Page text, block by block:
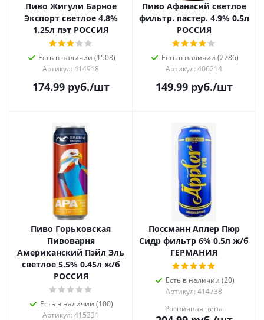
Пиво Жигули Барное
Экспорт светлое 4.8%
1.25л пэт РОССИЯ
Есть в наличии (1508)
Артикул: 414918
174.99руб./шт
Пиво Афанасий светлое
фильтр. пастер. 4.9% 0.5л
РОССИЯ
Есть в наличии (2786)
Артикул: 406214
149.99руб./шт
Пиво Горьковская
Пивоварня
Американский Пэйл Эль
светлое 5.5% 0.45л ж/б
РОССИЯ
Есть в наличии (100)
Артикул: 415331
Поссманн Аплер Пюр
Сидр фильтр 6% 0.5л ж/б
ГЕРМАНИЯ
Есть в наличии (20)
Артикул: 414738
Розничная цена